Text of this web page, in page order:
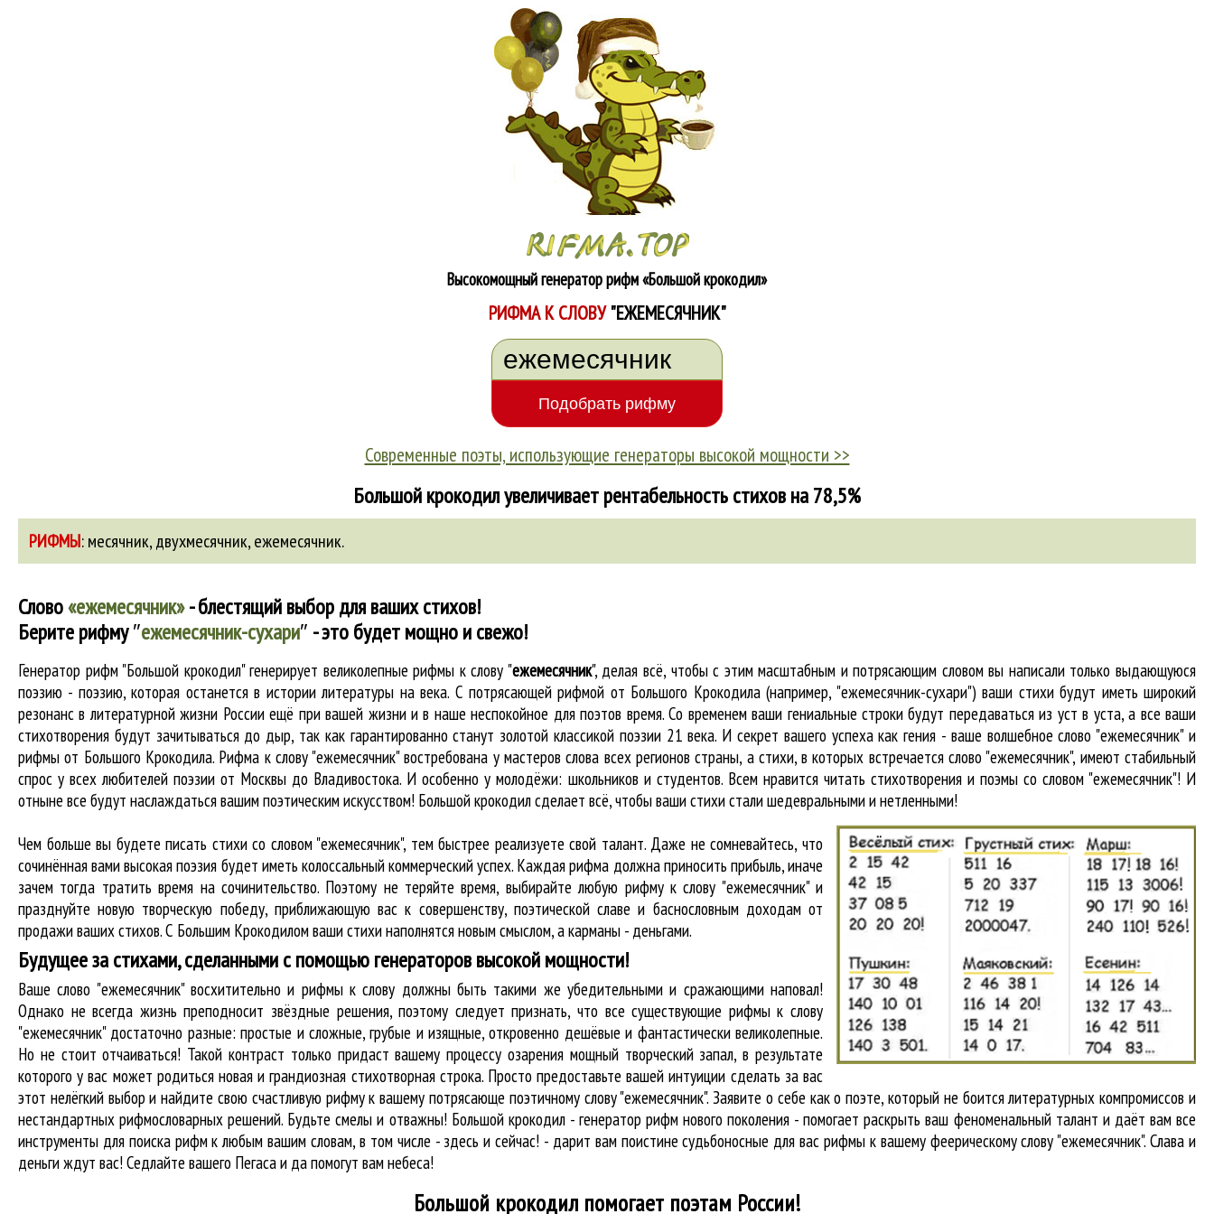
Высокомощный генератор рифм«Большой крокодил»
РИФМА К СЛОВУ"ЕЖЕМЕСЯЧНИК"
Современные поэты, использующие генераторы высокой мощности >>
Большой крокодил увеличивает рентабельность стихов на 78,5%
РИФМЫ:месячник,двухмесячник,ежемесячник.
Слово«ежемесячник»- блестящий выбор для ваших стихов!
Берите рифму″ежемесячник-сухари″ - это будет мощно и свежо!
Генератор рифм "Большой крокодил" генерирует великолепныерифмы к слову "ежемесячник", делая всё, чтобы с этим масштабным и потрясающим словом вы написали только выдающуюся
поэзию - поэзию, которая останется в истории литературы на века. С потрясающей рифмой от Большого Крокодила (например, "ежемесячник-сухари") ваши стихи будут иметь широкий
резонанс в литературной жизни России ещё при вашей жизни и в наше неспокойное для поэтов время. Со временем ваши гениальные строки будут передаваться из уст в уста, а все ваши
стихотворения будут зачитываться до дыр, так как гарантированно станут золотой классикой поэзии 21 века. И секрет вашего успеха как гения - ваше волшебное слово "ежемесячник" и
рифмы от Большого Крокодила. Рифма к слову "ежемесячник" востребована у мастеров слова всех регионов страны, а стихи, в которых встречаетсяслово "ежемесячник", имеют стабильный
спрос у всех любителей поэзии от Москвы до Владивостока. И особенно у молодёжи: школьников и студентов. Всем нравится читать стихотворения и поэмы со словом "ежемесячник"! И
отныне все будут наслаждаться вашим поэтическим искусством! Большой крокодил cделает всё, чтобы ваши стихи стали шедевральными и нетленными!
Чем больше вы будете писать стихи со словом "ежемесячник", тем быстрее реализуете свой талант. Даже не сомневайтесь, что
сочинённая вами высокая поэзия будет иметь колоссальный коммерческий успех. Каждая рифма должна приносить прибыль, иначе
зачем тогда тратить время на сочинительство. Поэтому не теряйте время, выбирайте любую рифму к слову "ежемесячник" и
празднуйте новую творческую победу, приближающую вас к совершенству, поэтической славе и баснословным доходам от
продажи ваших стихов. С Большим Крокодилом ваши стихи наполнятся новым смыслом, а карманы - деньгами.
Будущее за стихами, сделанными с помощью генераторов высокой мощности!
Ваше слово "ежемесячник" восхитительно и рифмы к слову должны быть такими же убедительными и сражающими наповал!
Однако не всегда жизнь преподносит звёздные решения, поэтому следует признать, что все существующие рифмы к слову
"ежемесячник" достаточно разные: простые и сложные, грубые и изящные, откровенно дешёвые и фантастически великолепные.
Но не стоит отчаиваться! Такой контраст только придаст вашему процессу озарения мощный творческий запал, в результате
которого у вас может родиться новая и грандиозная стихотворная строка. Просто предоставьте вашей интуиции сделать за вас
этот нелёгкий выбор и найдите свою счастливую рифму к вашему потрясающе поэтичному слову "ежемесячник". Заявите о себе как о поэте, который не боится литературных компромиссов и
нестандартных рифмословарных решений. Будьте смелы и отважны! Большой крокодил - генератор рифм нового поколения - помогает раскрыть ваш феноменальный талант и даёт вам все
инструменты для поиска рифмк любым вашим словам, в том числе - здесь и сейчас! - дарит вам поистине судьбоносные для вас рифмы к вашему феерическому слову "ежемесячник". Слава и
деньги ждут вас! Седлайте вашего Пегаса и да помогут вам небеса!
Большой крокодил помогает поэтам России!